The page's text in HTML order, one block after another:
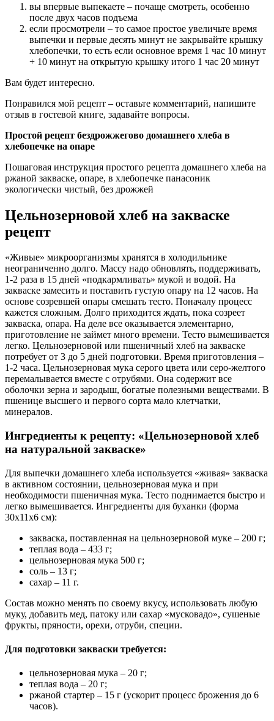
вы впервые выпекаете – почаще смотреть, особенно
после двух часов подъема
если просмотрели – то самое простое увеличьте время
выпечки и первые десять минут не закрывайте крышку
хлебопечки, то есть если основное время 1 час 10 минут
+ 10 минут на открытую крышку итого 1 час 20 минут
Вам будет интересно.
Понравился мой рецепт – оставьте комментарий, напишите
отзыв в гостевой книге, задавайте вопросы.
Простой рецепт бездрожжегово домашнего хлеба в
хлебопечке на опаре
Пошаговая инструкция простого рецепта домашнего хлеба на
ржаной закваске, опаре, в хлебопечке панасоник
экологически чистый, без дрожжей
Цельнозерновой хлеб на закваске
рецепт
«Живые» микроорганизмы хранятся в холодильнике
неограниченно долго. Массу надо обновлять, поддерживать,
1-2 раза в 15 дней «подкармливать» мукой и водой. На
закваске замесить и поставить густую опару на 12 часов. На
основе созревшей опары смешать тесто. Поначалу процесс
кажется сложным. Долго приходится ждать, пока созреет
закваска, опара. На деле все оказывается элементарно,
приготовление не займет много времени. Тесто вымешивается
легко. Цельнозерновой или пшеничный хлеб на закваске
потребует от 3 до 5 дней подготовки. Время приготовления –
1-2 часа. Цельнозерновая мука серого цвета или серо-желтого
перемалывается вместе с отрубями. Она содержит все
оболочки зерна и зародыш, богатые полезными веществами. В
пшенице высшего и первого сорта мало клетчатки,
минералов.
Ингредиенты к рецепту: «Цельнозерновой хлеб
на натуральной закваске»
Для выпечки домашнего хлеба используется «живая» закваска
в активном состоянии, цельнозерновая мука и при
необходимости пшеничная мука. Тесто поднимается быстро и
легко вымешивается. Ингредиенты для буханки (форма
30х11х6 см):
закваска, поставленная на цельнозерновой муке – 200 г;
теплая вода – 433 г;
цельнозерновая мука 500 г;
соль – 13 г;
сахар – 11 г.
Состав можно менять по своему вкусу, использовать любую
муку, добавить мед, патоку или сахар «мусковадо», сушеные
фрукты, пряности, орехи, отруби, специи.
Для подготовки закваски требуется:
цельнозерновая мука – 20 г;
теплая вода – 20 г;
ржаной стартер – 15 г (ускорит процесс брожения до 6
часов).